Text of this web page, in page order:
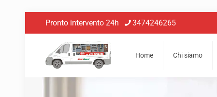
Pronto intervento 24h 3474246265
Home Chi siamo